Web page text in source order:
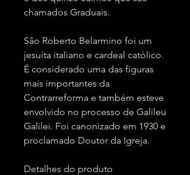
chamados Graduais.
São Roberto Belarmino foi um
jesuíta italiano e cardeal católico.
É considerado uma das figuras
mais importantes da
Contrarreforma e também esteve
envolvido no processo de Galileu
Galilei. Foi canonizado em 1930 e
proclamado Doutor da Igreja.
Detalhes do produto